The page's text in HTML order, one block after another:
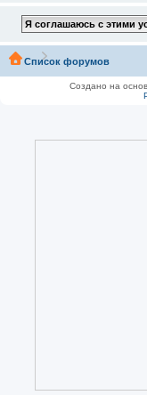
Список форумов
Создано на